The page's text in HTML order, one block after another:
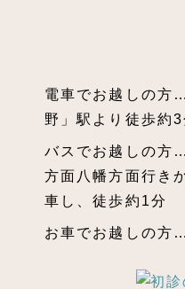
電車でお越しの方
野」駅より徒歩約3
バスでお越しの方
方面八幡方面行き
車し、徒歩約1分
お車でお越しの方